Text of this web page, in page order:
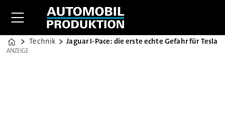
Home
Technik Jaguar I-Pace: die erste echte Gefahr für Tesla
ANZEIGE
ANZEIGE